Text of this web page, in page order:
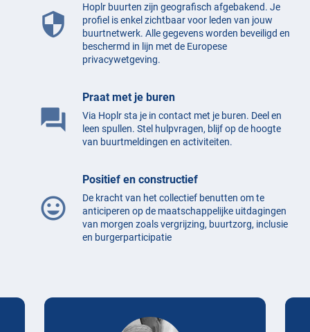
security
Hoplr buurten zijn geografisch afgebakend. Je
profiel is enkel zichtbaar voor leden van jouw
buurtnetwerk. Alle gegevens worden beveiligd en
beschermd in lijn met de Europese
privacywetgeving.
question_answer
Praat met je buren
Via Hoplr sta je in contact met je buren. Deel en
leen spullen. Stel hulpvragen, blijf op de hoogte
van buurtmeldingen en activiteiten.
mood
Positief en constructief
De kracht van het collectief benutten om te
anticiperen op de maatschappelijke uitdagingen
van morgen zoals vergrijzing, buurtzorg, inclusie
en burgerparticipatie
Testimonials